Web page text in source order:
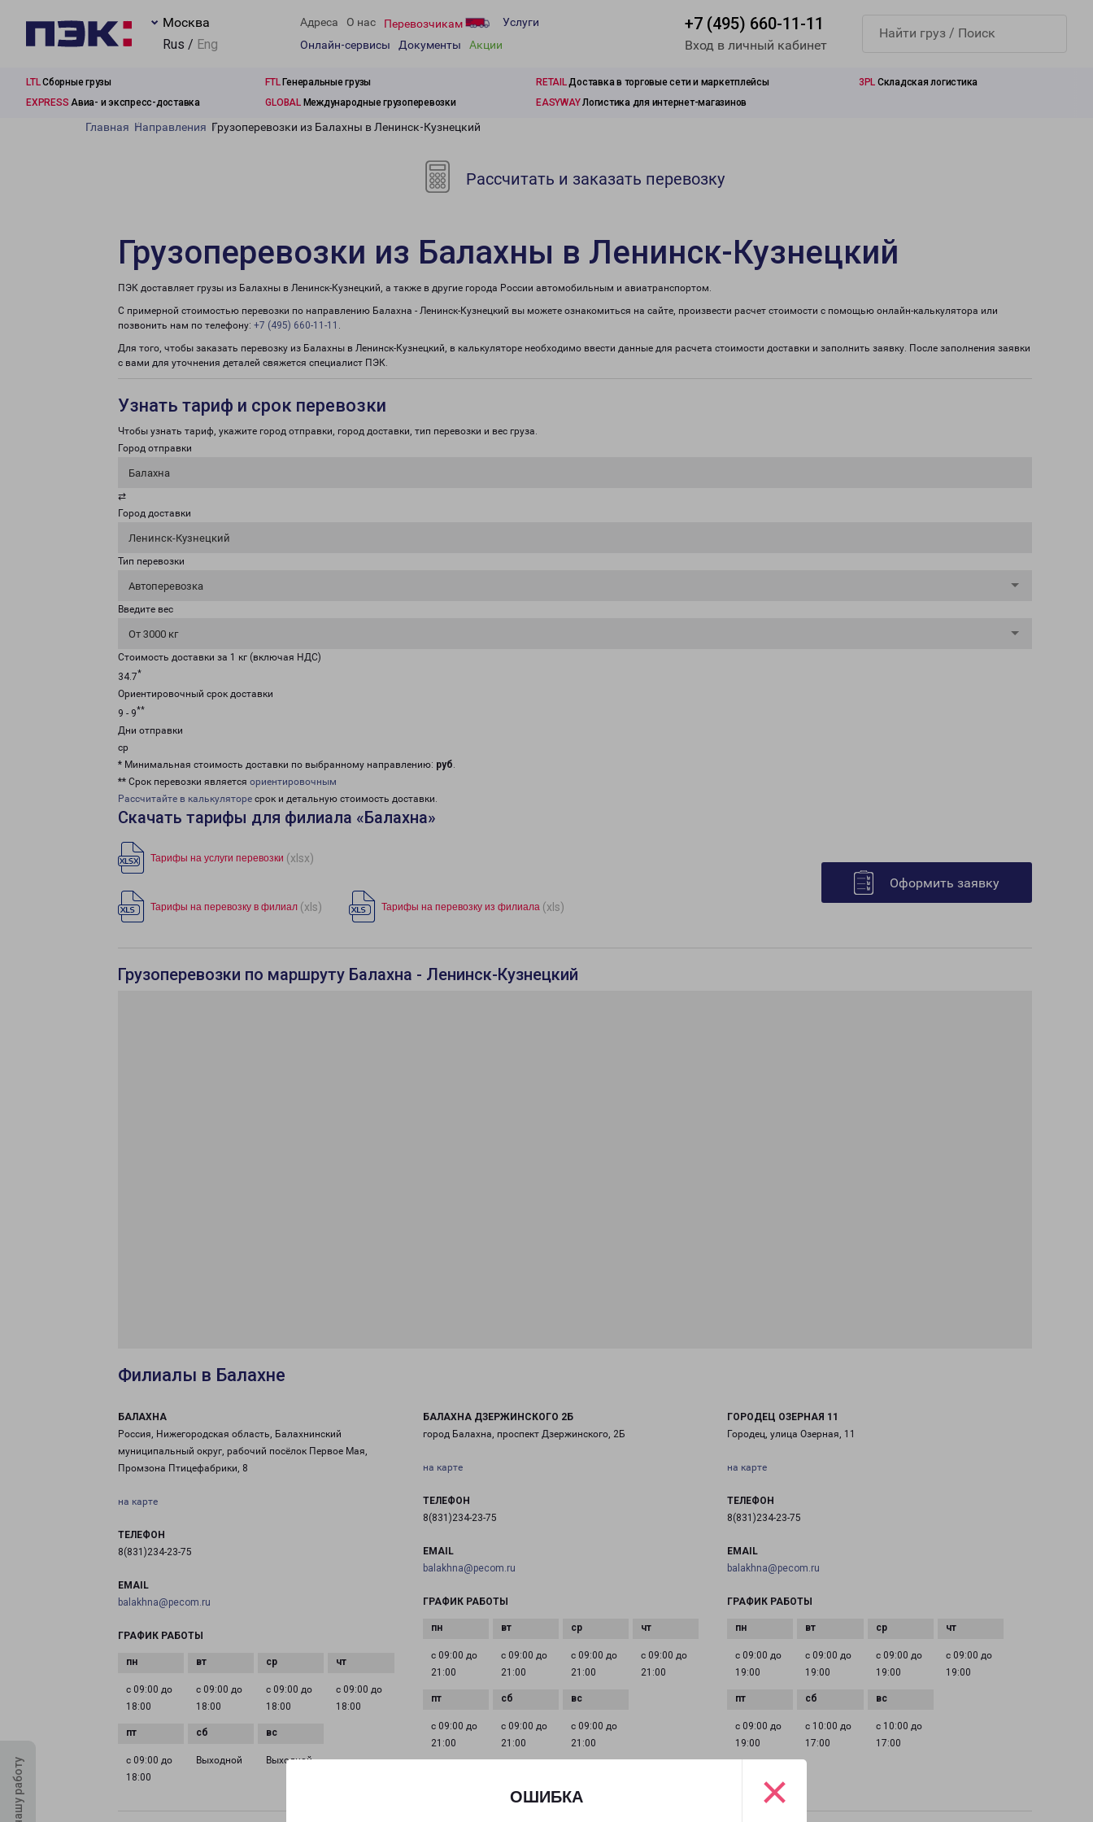
ОШИБКА ×
Москва
Rus / Eng
Адреса О нас Перевозчикам
Услуги
Онлайн-сервисы
Документы Акции
+7 (495) 660-11-11
Вход в личный кабинет
LTLСборные грузы FTLГенеральные грузы RETAILДоставка в торговые сети и маркетплейсы 3PL Складская логистика
EXPRESS Авиа- и экспресс-доставка GLOBALМеждународные грузоперевозки EASYWAYЛогистика для интернет-магазинов
Главная Направления Грузоперевозки из Балахны в Ленинск-Кузнецкий
Рассчитать и заказать перевозку
Грузоперевозки из Балахны в Ленинск-Кузнецкий
ПЭК доставляет грузы из Балахны в Ленинск-Кузнецкий, а также в другие города России автомобильным и авиатранспортом.
С примерной стоимостью перевозки по направлению Балахна - Ленинск-Кузнецкий вы можете ознакомиться на сайте, произвести расчет стоимости с помощью онлайн-калькулятора или
позвонить нам по телефону: +7 (495) 660-11-11 .
Для того, чтобы заказать перевозку из Балахны в Ленинск-Кузнецкий, в калькуляторе необходимо ввести данные для расчета стоимости доставки и заполнить заявку. После заполнения заявки
с вами для уточнения деталей свяжется специалист ПЭК.
Узнать тариф и срок перевозки
Чтобы узнать тариф, укажите город отправки, город доставки, тип перевозки и вес груза.
Город отправки
Балахна
⇄
Город доставки
Ленинск-Кузнецкий
Тип перевозки
Автоперевозка
Введите вес
От 3000 кг
Стоимость доставки за 1 кг (включая НДС)
34.7*
Ориентировочный срок доставки
9 - 9**
Дни отправки
ср
* Минимальная стоимость доставки по выбранному направлению: руб.
** Срок перевозки является ориентировочным
Рассчитайте в калькуляторе срок и детальную стоимость доставки.
Скачать тарифы для филиала «Балахна»
Тарифы на услуги перевозки (xlsx)
Тарифы на перевозку в филиал (xls) Тарифы на перевозку из филиала (xls)
Оформить заявку
Грузоперевозки по маршруту Балахна - Ленинск-Кузнецкий
Филиалы в Балахне
БАЛАХНА
Россия, Нижегородская область, Балахнинский
муниципальный округ, рабочий посёлок Первое Мая,
Промзона Птицефабрики, 8
на карте
ТЕЛЕФОН
8(831)234-23-75
EMAIL
balakhna@pecom.ru
ГРАФИК РАБОТЫ
с 09:00 до
18:00
с 09:00 до
18:00
с 09:00 до
18:00
с 09:00 до
18:00
с 09:00 до
18:00
Выходной Выходной
БАЛАХНА ДЗЕРЖИНСКОГО 2Б
город Балахна, проспект Дзержинского, 2Б
на карте
ТЕЛЕФОН
8(831)234-23-75
EMAIL
balakhna@pecom.ru
ГРАФИК РАБОТЫ
с 09:00 до
21:00
с 09:00 до
21:00
с 09:00 до
21:00
с 09:00 до
21:00
с 09:00 до
21:00
с 09:00 до
21:00
с 09:00 до
21:00
ГОРОДЕЦ ОЗЕРНАЯ 11
Городец, улица Озерная, 11
на карте
ТЕЛЕФОН
8(831)234-23-75
EMAIL
balakhna@pecom.ru
ГРАФИК РАБОТЫ
с 09:00 до
19:00
с 09:00 до
19:00
с 09:00 до
19:00
с 09:00 до
19:00
с 09:00 до
19:00
с 10:00 до
17:00
с 10:00 до
17:00